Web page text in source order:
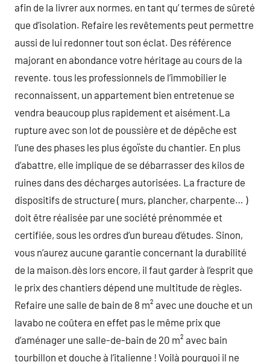
afin de la livrer aux normes, en tant qu’ termes de sûreté
que d’isolation. Refaire les revêtements peut permettre
aussi de lui redonner tout son éclat. Des référence
majorant en abondance votre héritage au cours de la
revente. tous les professionnels de l’immobilier le
reconnaissent, un appartement bien entretenue se
vendra beaucoup plus rapidement et aisément.La
rupture avec son lot de poussière et de dépêche est
l’une des phases les plus égoïste du chantier. En plus
d’abattre, elle implique de se débarrasser des kilos de
ruines dans des décharges autorisées. La fracture de
dispositifs de structure ( murs, plancher, charpente… )
doit être réalisée par une société prénommée et
certifiée, sous les ordres d’un bureau d’études. Sinon,
vous n’aurez aucune garantie concernant la durabilité
de la maison.dès lors encore, il faut garder à l’esprit que
le prix des chantiers dépend une multitude de règles.
Refaire une salle de bain de 8 m² avec une douche et un
lavabo ne coûtera en effet pas le même prix que
d’aménager une salle-de-bain de 20 m² avec bain
tourbillon et douche à l’italienne ! Voilà pourquoi il ne